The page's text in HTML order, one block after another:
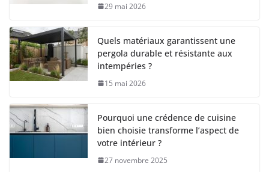
29 mai 2026
Quels matériaux garantissent une
pergola durable et résistante aux
intempéries ?
15 mai 2026
Pourquoi une crédence de cuisine
bien choisie transforme l’aspect de
votre intérieur ?
27 novembre 2025